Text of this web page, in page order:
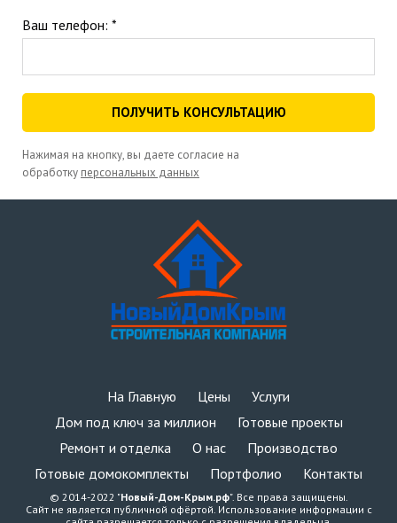
Ваш телефон: *
ПОЛУЧИТЬ КОНСУЛЬТАЦИЮ
Нажимая на кнопку, вы даете согласие на
обработку персональных данных
На Главную Цены
Услуги
Дом под ключ за миллион
Готовые проекты
Ремонт и отделка
О нас
Производство
Готовые домокомплекты
Портфолио Контакты
© 2014-2022 "Новый-Дом-Крым.рф". Все права защищены.
Сайт не является публичной офёртой. Использование информации с